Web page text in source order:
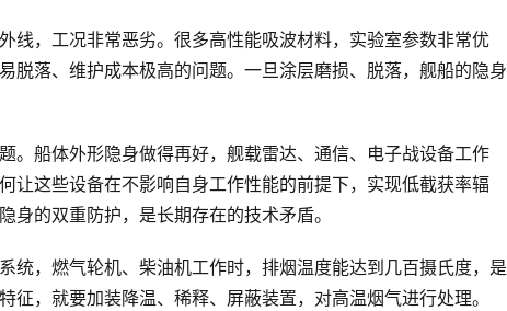
线，工况非常恶劣。很多高性能吸波材料，实验室参数非常优
脱落、维护成本极高的问题。一旦涂层磨损、脱落，舰船的隐身
。船体外形隐身做得再好，舰载雷达、通信、电子战设备工作
让这些设备在不影响自身工作性能的前提下，实现低截获率辐
的双重防护，是长期存在的技术矛盾。
统，燃气轮机、柴油机工作时，排烟温度能达到几百摄氏度，是
，就要加装降温、稀释、屏蔽装置，对高温烟气进行处理。